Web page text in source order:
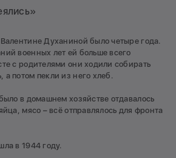
Духаниной было четыре года.
военных лет ей больше всего
с родителями они ходили собирать
потом пекли из него хлеб.
в домашнем хозяйстве отдавалось
мясо – всё отправлялось для фронта
в 1944 году.